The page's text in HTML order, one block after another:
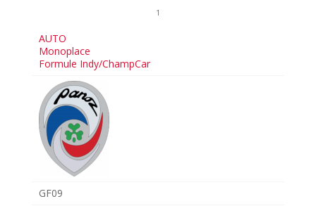
1
AUTO
Monoplace
Formule Indy/ChampCar
GF09